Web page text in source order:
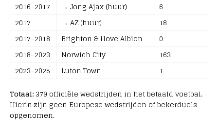
2016–2017
→ Jong Ajax (huur)
6
2017
→ AZ (huur)
18
2017–2018
Brighton & Hove Albion
0
2018–2023
Norwich City
163
2023–2025
Luton Town
1
Totaal: 379 officiële wedstrijden in het betaald voetbal.
Hierin zijn geen Europese wedstrijden of bekerduels
opgenomen.